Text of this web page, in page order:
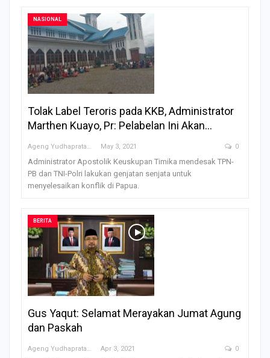
NASIONAL
Tolak Label Teroris pada KKB, Administrator
Marthen Kuayo, Pr: Pelabelan Ini Akan…
Ageng Yudhapratama May 3, 2021 0
Administrator Apostolik Keuskupan Timika mendesak TPN-
PB dan TNI-Polri lakukan genjatan senjata untuk
menyelesaikan konflik di Papua.
BERITA
Gus Yaqut: Selamat Merayakan Jumat Agung
dan Paskah
Ageng Yudhapratama Apr 3, 2021 0